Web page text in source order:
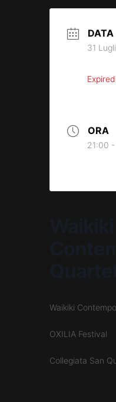
DATA
31
ORA
21:00
Waikiki
OXILIA Festival
Collegiata San